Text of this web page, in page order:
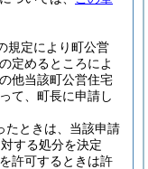
規定により町公営
定めるところによ
他当該町公営住宅
て、町長に申請し
たときは、当該申請
する処分を決定
許可するときは許